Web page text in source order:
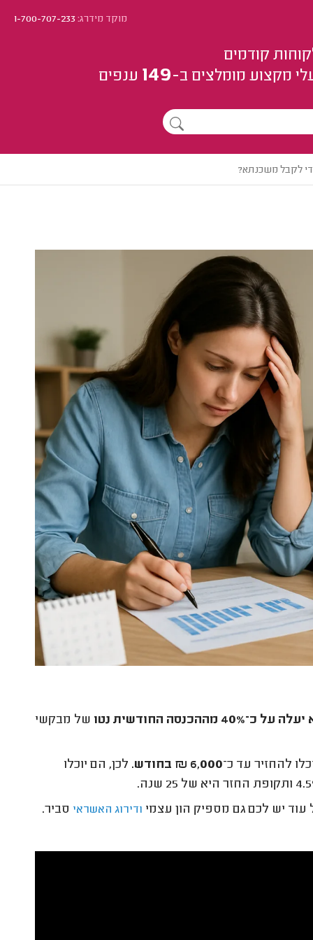
מוקד מידרג:1-700-707-233
קודמים
מקצוע מומלצים ב-149 ענפים
לקבל משכנתא?
על כ־40% מההכנסה החודשית נטו של מבקשי
להחזיר עד כ־6,000 ₪ בחודש. לכן, הם יוכלו
יש לכם גם מספיק הון עצמי ודירוג האשראי סביר.